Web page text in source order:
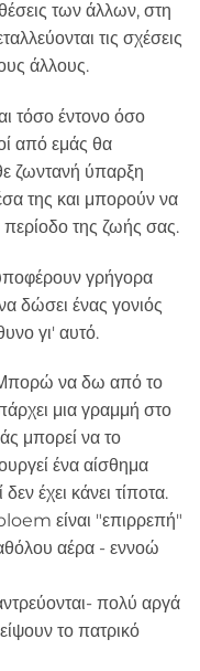
των άλλων, στη
τις σχέσεις
άλλους.
τόσο έντονο όσο
από εμάς θα
ζωντανή ύπαρξη
της και μπορούν να
περίοδο της ζωής σας.
γρήγορα
δώσει ένας γονιός
γι' αυτό.
να δω από το
μια γραμμή στο
μπορεί να το
ένα αίσθημα
έχει κάνει τίποτα.
είναι "επιρρεπή"
αέρα - εννοώ
πολύ αργά
το πατρικό